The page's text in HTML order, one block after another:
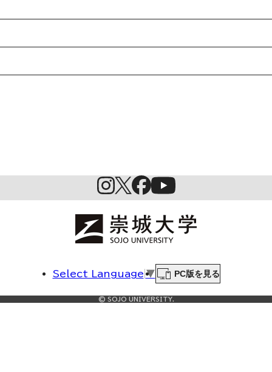
Select Language ▼ PC版を見る
© SOJO UNIVERSITY.